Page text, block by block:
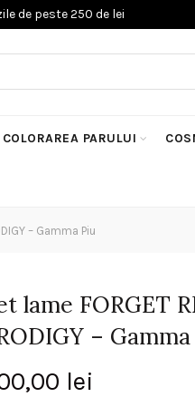
COLORAREA PARULUI
– Gamma Piu
lame FORGET
–
lei